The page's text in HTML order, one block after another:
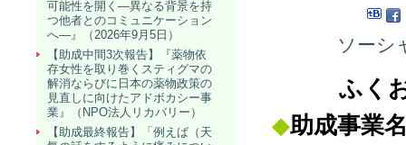
ソーシ
ふく
◆助成事業
可能性を開く―異なる背景を持
つ他者とのコミュニケーション
へ―』（2026年9月5日）
【助成中間3次報告】『薬物依
存女性を取り巻くスティグマの
解消ならびに日本の薬物政策の
見直しに向けたアドボカシー事
業』（NPO法人リカバリー）
【助成最終報告】「例えば（天